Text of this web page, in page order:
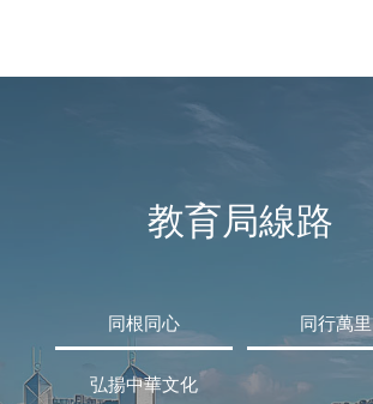
教育局線路
同根同心 同行萬里
弘揚中華文化